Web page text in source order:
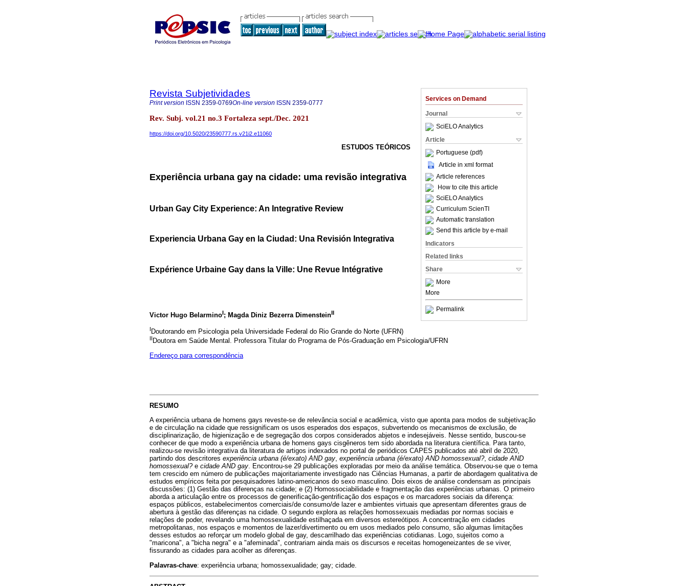
Services on Demand
Journal
SciELO Analytics
Article
Portuguese (pdf)
Article in xml format
Article references
How to cite this article
SciELO Analytics
Curriculum ScienTI
Automatic translation
Send this article by e-mail
Indicators
Related links
Share
More
More
Permalink
Revista Subjetividades
Print version ISSN 2359-0769On-line version ISSN 2359-0777
Rev. Subj. vol.21 no.3 Fortaleza sept./Dec. 2021
https://doi.org/10.5020/23590777.rs.v21i2.e11060
ESTUDOS TEÓRICOS
Experiência urbana gay na cidade: uma revisão integrativa
Urban Gay City Experience: An Integrative Review
Experiencia Urbana Gay en la Ciudad: Una Revisión Integrativa
Expérience Urbaine Gay dans la Ville: Une Revue Intégrative
Victor Hugo BelarminoI; Magda Diniz Bezerra DimensteinII
I Doutorando em Psicologia pela Universidade Federal do Rio Grande do Norte (UFRN)
II Doutora em Saúde Mental. Professora Titular do Programa de Pós-Graduação em Psicologia/UFRN
Endereço para correspondência
RESUMO
A experiência urbana de homens gays reveste-se de relevância social e acadêmica, visto que aponta para modos de subjetivação
e de circulação na cidade que ressignificam os usos esperados dos espaços, subvertendo os mecanismos de exclusão, de
disciplinarização, de higienização e de segregação dos corpos considerados abjetos e indesejáveis. Nesse sentido, buscou-se
conhecer de que modo a experiência urbana de homens gays cisgêneros tem sido abordada na literatura científica. Para tanto,
realizou-se revisão integrativa da literatura de artigos indexados no portal de periódicos CAPES publicados até abril de 2020,
partindo dos descritores experiência urbana (é/exato) AND gay, experiência urbana (é/exato) AND homossexual?, cidade AND
homossexual?e cidade AND gay. Encontrou-se 29 publicações exploradas por meio da análise temática. Observou-se que o tema
tem crescido em número de publicações majoritariamente investigado nas Ciências Humanas, a partir de abordagem qualitativa de
estudos empíricos feita por pesquisadores latino-americanos do sexo masculino. Dois eixos de análise condensam as principais
discussões: (1) Gestão das diferenças na cidade; e (2) Homossociabilidade e fragmentação das experiências urbanas. O primeiro
aborda a articulação entre os processos de generificação-gentrificação dos espaços e os marcadores sociais da diferença:
espaços públicos, estabelecimentos comerciais/de consumo/de lazer e ambientes virtuais que apresentam diferentes graus de
abertura à gestão das diferenças na cidade. O segundo explora as relações homossexuais mediadas por normas sociais e
relações de poder, revelando uma homossexualidade estilhaçada em diversos estereótipos. A concentração em cidades
metropolitanas, nos espaços e momentos de lazer/divertimento ou em usos mediados pelo consumo, são algumas limitações
desses estudos ao reforçar um modelo global de gay, descarrilhado das experiências cotidianas. Logo, sujeitos como a
"maricona", a "bicha negra" e a "afeminada", contrariam ainda mais os discursos e receitas homogeneizantes de se viver,
fissurando as cidades para acolher as diferenças.
Palavras-chave: experiência urbana; homossexualidade; gay; cidade.